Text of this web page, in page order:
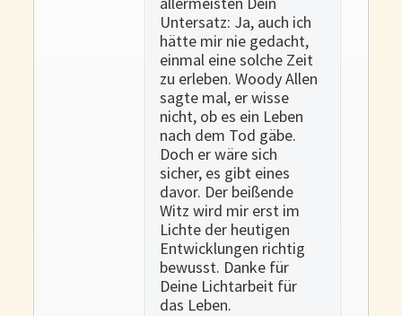
Untersatz: Ja, auch ich
hätte mir nie gedacht,
einmal eine solche Zeit
zu erleben. Woody Allen
sagte mal, er wisse
nicht, ob es ein Leben
nach dem Tod gäbe.
Doch er wäre sich
sicher, es gibt eines
davor. Der beißende
Witz wird mir erst im
Lichte der heutigen
Entwicklungen richtig
bewusst. Danke für
Deine Lichtarbeit für
das Leben.